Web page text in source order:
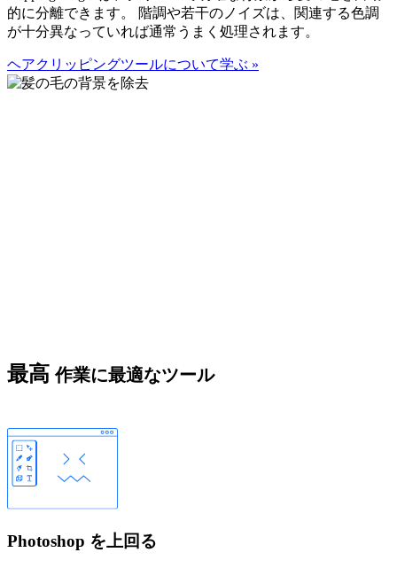
的に分離できます。 階調や若干のノイズは、関連する色調
が十分異なっていれば通常うまく処理されます。
ヘアクリッピングツールについて学ぶ »
最高作業に最適なツール
Photoshop を上回る